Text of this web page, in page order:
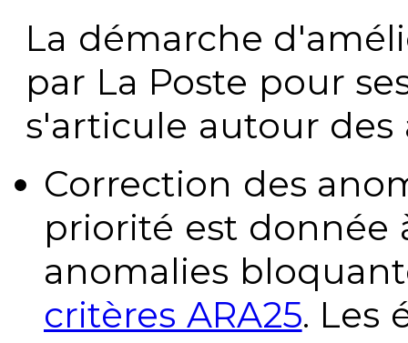
La démarche
par La Poste pour
s'articule autour des
Correction des
priorité est donnée
anomalies
critères ARA25. Les